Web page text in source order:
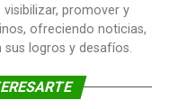
promover y
ofreciendo noticias,
sus logros y desafíos.